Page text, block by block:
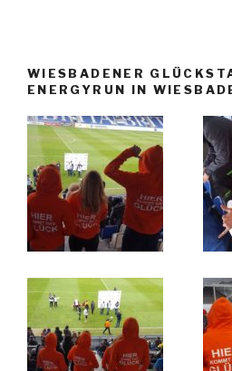
WIESBADENER
ENERGYRUN IN